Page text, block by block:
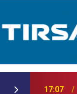
17:07